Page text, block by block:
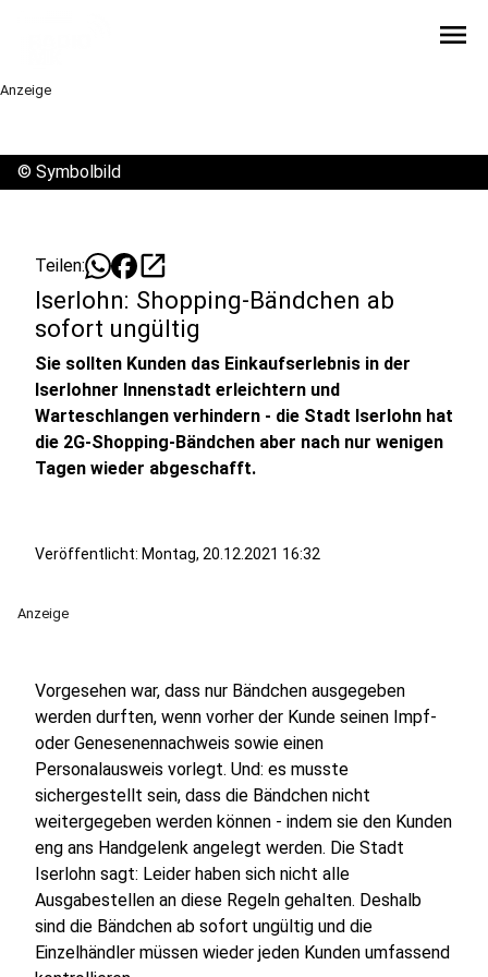
menu
Anzeige
© Symbolbild
Teilen: open_in_new
Iserlohn: Shopping-Bändchen ab
sofort ungültig
Sie sollten Kunden das Einkaufserlebnis in der
Iserlohner Innenstadt erleichtern und
Warteschlangen verhindern - die Stadt Iserlohn hat
die 2G-Shopping-Bändchen aber nach nur wenigen
Tagen wieder abgeschafft.
Veröffentlicht: Montag, 20.12.2021 16:32
Anzeige
Vorgesehen war, dass nur Bändchen ausgegeben
werden durften, wenn vorher der Kunde seinen Impf-
oder Genesenennachweis sowie einen
Personalausweis vorlegt. Und: es musste
sichergestellt sein, dass die Bändchen nicht
weitergegeben werden können - indem sie den Kunden
eng ans Handgelenk angelegt werden. Die Stadt
Iserlohn sagt: Leider haben sich nicht alle
Ausgabestellen an diese Regeln gehalten. Deshalb
sind die Bändchen ab sofort ungültig und die
Einzelhändler müssen wieder jeden Kunden umfassend